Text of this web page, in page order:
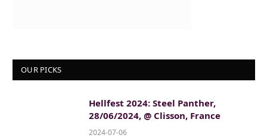
OUR PICKS
Hellfest 2024: Steel Panther,
28/06/2024, @ Clisson, France
2024-07-06